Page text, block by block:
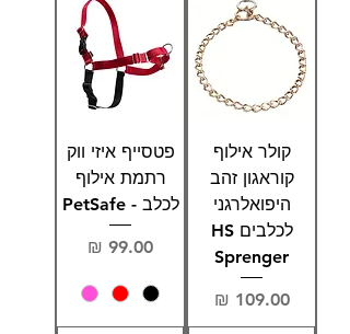
קולר אילוף
קוראגון זהב
היפואלרגני
לכלבים HS
Sprenger
מחיר‏109.00 ‏₪
פטסייף איזי ווק
רתמת אילוף
לכלב - PetSafe
מחיר